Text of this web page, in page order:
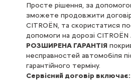
Просте рішення, за
зможете продовжити
CITROËN, та скористатися
допомоги на дорозі
РОЗШИРЕНА ГАРАНТІЯ
несправностей автомобіля
гарантійного терміну.
Сервісний договір включає:
Передбачає все, що
вашого життя. Керуйте
Сервісний договір включає:
Послуги, аналогічні
запасних частин та
усунення механічних,
електронних ушкоджень
терміну дії договірної